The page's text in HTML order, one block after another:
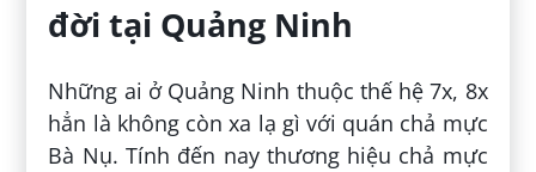
đời tại Quảng Ninh
Những ai ở Quảng Ninh thuộc thế hệ 7x, 8x
hẳn là không còn xa lạ gì với quán chả mực
Bà Nụ. Tính đến nay thương hiệu chả mực